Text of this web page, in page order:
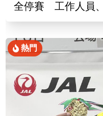
全停賽 工作人員
熱門